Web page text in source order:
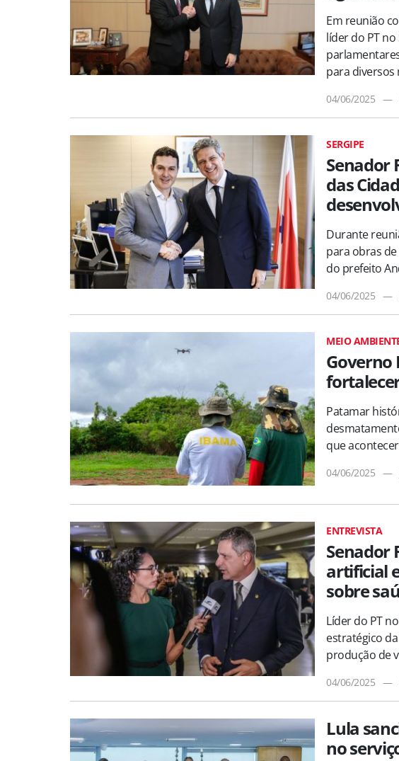
Em reunião
líder do PT
para diversos
04/06/2025 —
SERGIPE
Senador
das
Durante
para obras
do prefeito
04/06/2025 —
MEIO
Governo
Patamar
que
04/06/2025 —
ENTREVISTA
Senador
artificial
sobre
Líder do PT
estratégico
produção de
04/06/2025 —
Lula
no